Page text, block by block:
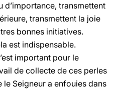
d’importance, transmettent
transmettent la joie
bonnes initiatives.
est indispensable.
important pour le
de collecte de ces perles
le Seigneur a enfouies dans